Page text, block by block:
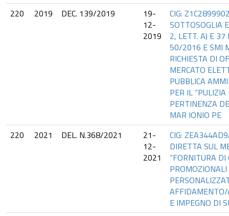
220
2019 DEC. 139/2019
19-
12-
2019
CIG:
SOTTOSOGLIA
2, LETT. A) E 37
50/2016 E SMI
RICHIESTA DI
MERCATO
PUBBLICA
PER IL
PERTINENZA
MAR IONIO PE
220
2021 DEL. N.368/2021
21-
12-
2021
CIG:
DIRETTA SUL
“FORNITURA DI
PROMOZIONALI
AFFIDAMENTO/
E IMPEGNO DI